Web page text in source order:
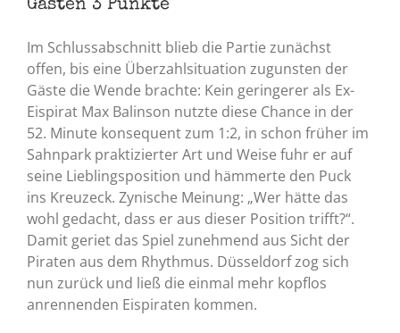
Gästen 3 Punkte
Im Schlussabschnitt blieb die Partie zunächst
offen, bis eine Überzahlsituation zugunsten der
Gäste die Wende brachte: Kein geringerer als Ex-
Eispirat Max Balinson nutzte diese Chance in der
52. Minute konsequent zum 1:2, in schon früher im
Sahnpark praktizierter Art und Weise fuhr er auf
seine Lieblingsposition und hämmerte den Puck
ins Kreuzeck. Zynische Meinung: „Wer hätte das
wohl gedacht, dass er aus dieser Position trifft?“.
Damit geriet das Spiel zunehmend aus Sicht der
Piraten aus dem Rhythmus. Düsseldorf zog sich
nun zurück und ließ die einmal mehr kopflos
anrennenden Eispiraten kommen.